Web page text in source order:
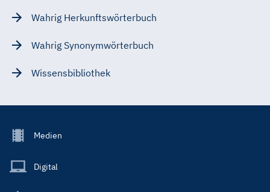
Wahrig Herkunftswörterbuch
Wahrig Synonymwörterbuch
Wissensbibliothek
Footer
Main
Medien
Digital